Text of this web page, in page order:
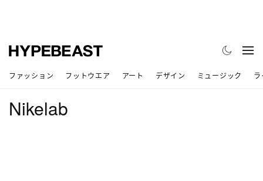
ファッション フットウエア アート デザイン ミュージック
Nikelab